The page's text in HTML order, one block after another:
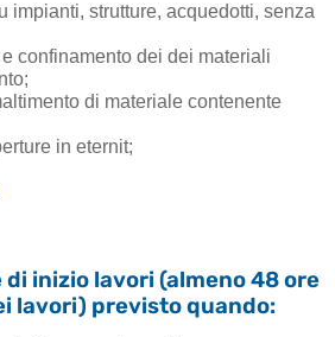
impianti, strutture, acquedotti, senza
confinamento dei dei materiali
di materiale contenente
in eternit;
inizio lavori (almeno 48 ore
lavori) previsto quando: